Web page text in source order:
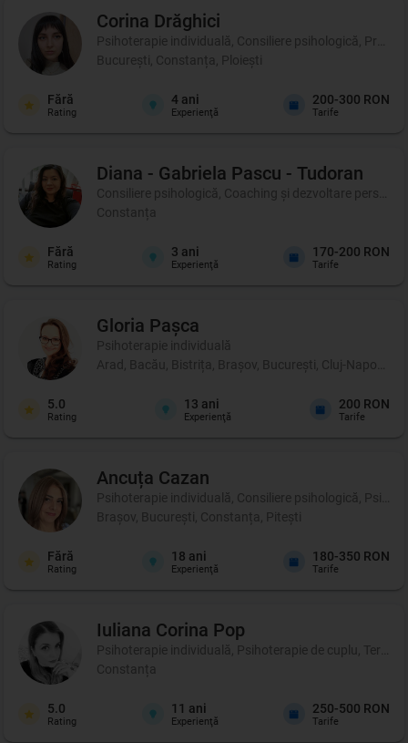
Corina Drăghici
Psihoterapie individuală, Consiliere psihologică, Profil
București, Constanța, Ploiești
Fără
Rating
4 ani
Experienţă
200-300 RON
Tarife
Diana - Gabriela Pascu - Tudoran
Consiliere psihologică, Coaching şi dezvoltare
Constanța
Fără
Rating
3 ani
Experienţă
170-200 RON
Tarife
Gloria Pașca
Psihoterapie individuală
Arad, Bacău, Bistrița, Brașov, București, Cluj-Napoca,
5.0
Rating
13 ani
Experienţă
200 RON
Tarife
Ancuța Cazan
Psihoterapie individuală, Consiliere psihologică,
Brașov, București, Constanța, Pitești
Fără
Rating
18 ani
Experienţă
180-350 RON
Tarife
Iuliana Corina Pop
Psihoterapie individuală, Psihoterapie de cuplu, Terapie
Constanța
5.0
Rating
11 ani
Experienţă
250-500 RON
Tarife